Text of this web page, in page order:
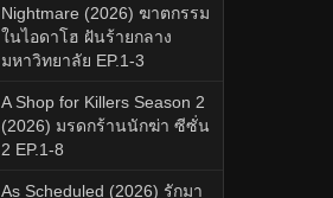
Nightmare (2026) ฆาตกรรม
ในไอดาโฮ ฝันร้ายกลาง
มหาวิทยาลัย EP.1-3
A Shop for Killers Season 2
(2026) มรดกร้านนักฆ่า ซีซั่น
2 EP.1-8
As Scheduled (2026) รักมา